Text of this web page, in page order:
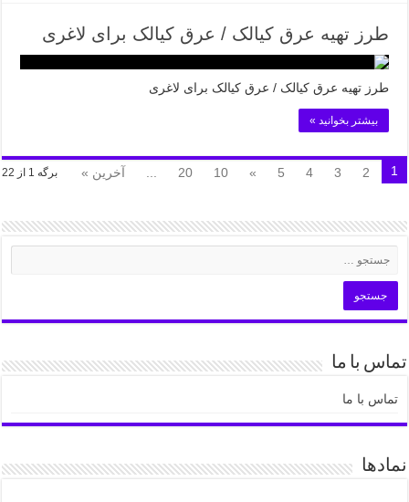
طرز تهیه عرق کیالک / عرق کیالک برای لاغری
طرز تهیه عرق کیالک / عرق کیالک برای لاغری
بیشتر بخوانید »
برگه 1 از 22 1
2
3
4
5
»
10
20 آخرین »
تماس با ما
تماس با ما
نمادها